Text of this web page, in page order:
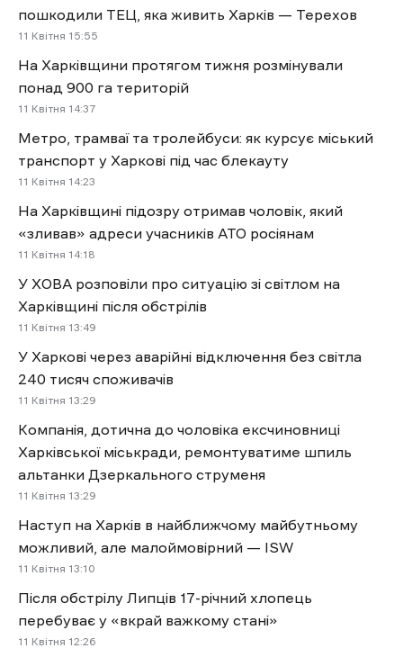
пошкодили ТЕЦ, яка живить Харків — Терехов
11 Квітня 15:55
На Харківщини протягом тижня розмінували
понад 900 га територій
11 Квітня 14:37
Метро, трамваї та тролейбуси: як курсує міський
транспорт у Харкові під час блекауту
11 Квітня 14:23
На Харківщині підозру отримав чоловік, який
«зливав» адреси учасників АТО росіянам
11 Квітня 14:18
У ХОВА розповіли про ситуацію зі світлом на
Харківщині після обстрілів
11 Квітня 13:49
У Харкові через аварійні відключення без світла
240 тисяч споживачів
11 Квітня 13:29
Компанія, дотична до чоловіка ексчиновниці
Харківської міськради, ремонтуватиме шпиль
альтанки Дзеркального струменя
11 Квітня 13:29
Наступ на Харків в найближчому майбутньому
можливий, але малоймовірний — ISW
11 Квітня 13:10
Після обстрілу Липців 17-річний хлопець
перебуває у «вкрай важкому стані»
11 Квітня 12:26